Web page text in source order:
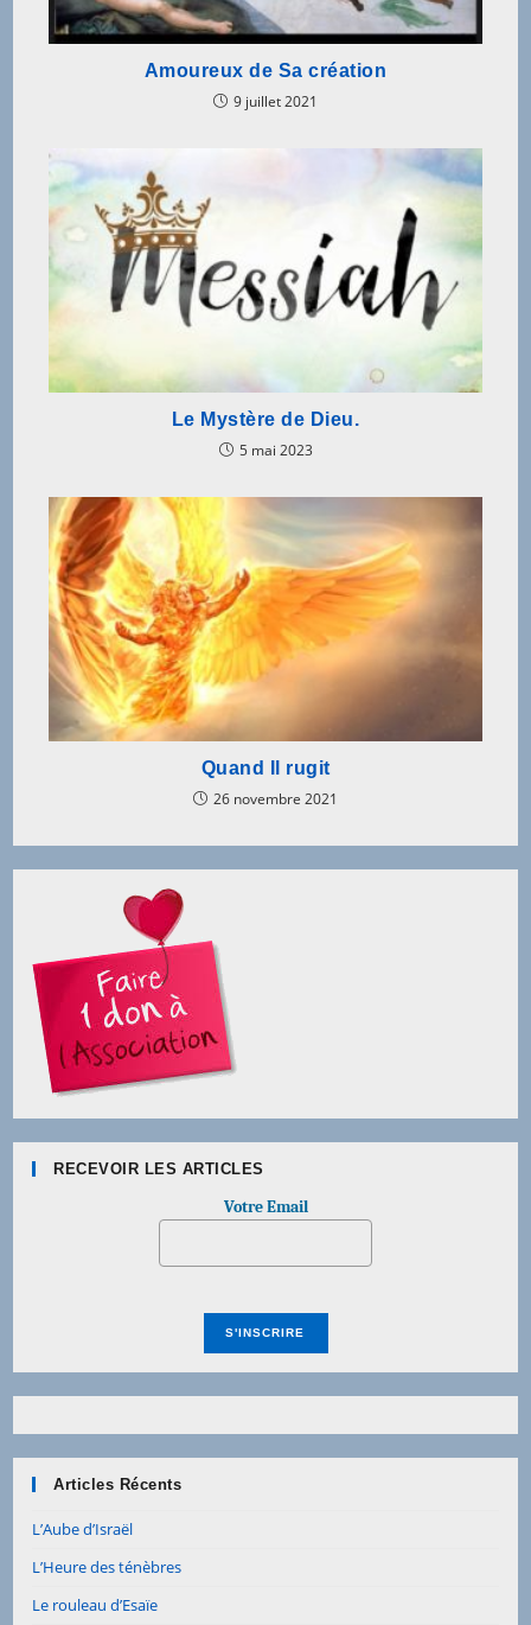
Amoureux de Sa création
9 juillet 2021
Le Mystère de Dieu.
5 mai 2023
Quand Il rugit
26 novembre 2021
RECEVOIR LES ARTICLES
Votre Email
Articles Récents
L’Aube d’Israël
L’Heure des ténèbres
Le rouleau d’Esaïe